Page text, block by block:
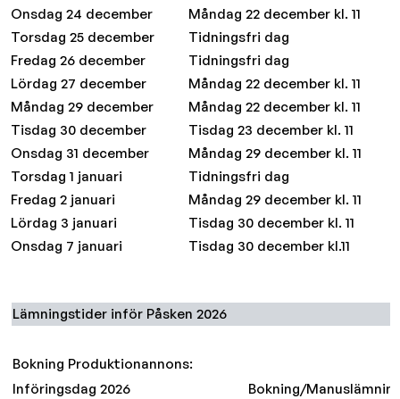
Onsdag 24 december
Måndag 22 december kl. 11
Torsdag 25 december
Tidningsfri dag
Fredag 26 december
Tidningsfri dag
Lördag 27 december
Måndag 22 december kl. 11
Måndag 29 december
Måndag 22 december kl. 11
Tisdag 30 december
Tisdag 23 december kl. 11
Onsdag 31 december
Måndag 29 december kl. 11
Torsdag 1 januari
Tidningsfri dag
Fredag 2 januari
Måndag 29 december kl. 11
Lördag 3 januari
Tisdag 30 december kl. 11
Onsdag 7 januari
Tisdag 30 december kl.11
Lämningstider inför Påsken 2026
Bokning Produktionannons:
Införingsdag 2026
Bokning/